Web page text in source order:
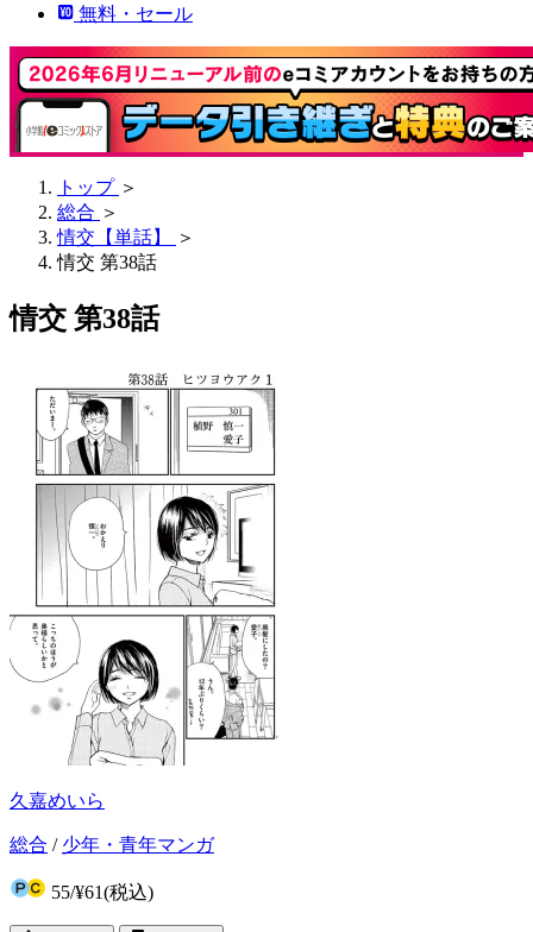
無料・セール
トップ ＞
総合 ＞
情交【単話】
＞
情交 第38話
情交 第38話
久嘉めいら
総合 / 少年・青年マンガ
55/¥61(税込)